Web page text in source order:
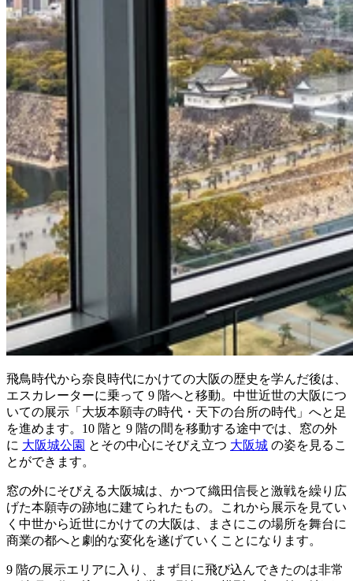
飛鳥時代から奈良時代にかけての大阪の歴史を学んだ後は、
エスカレーターに乗って 9 階へと移動。中世近世の大阪につ
いての展示「大坂本願寺の時代・天下の台所の時代」へと足
を進めます。10 階と 9 階の間を移動する途中では、窓の外
に 大阪城公園 とその中心にそびえ立つ 大阪城 の姿を見るこ
とができます。
窓の外にそびえる大阪城は、かつて織田信長と激戦を繰り広
げた本願寺の跡地に建てられたもの。これから展示を見てい
く中世から近世にかけての大阪は、まさにこの場所を舞台に
商業の都へと劇的な変化を遂げていくことになります。
9 階の展示エリアに入り、まず目に飛び込んできたのは非常